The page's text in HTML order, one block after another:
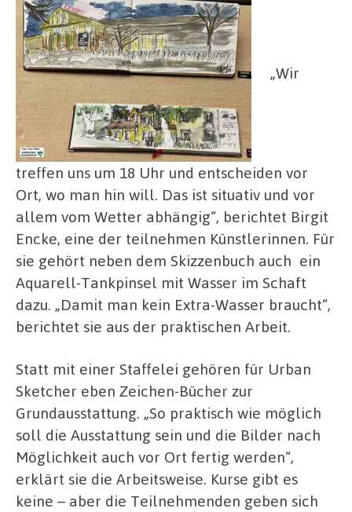
„Wir
treffen uns um 18 Uhr und entscheiden vor
Ort, wo man hin will. Das ist situativ und vor
allem vom Wetter abhängig“, berichtet Birgit
Encke, eine der teilnehmen Künstlerinnen. Für
sie gehört neben dem Skizzenbuch auch ein
Aquarell-Tankpinsel mit Wasser im Schaft
dazu. „Damit man kein Extra-Wasser braucht“,
berichtet sie aus der praktischen Arbeit.
Statt mit einer Staffelei gehören für Urban
Sketcher eben Zeichen-Bücher zur
Grundausstattung. „So praktisch wie möglich
soll die Ausstattung sein und die Bilder nach
Möglichkeit auch vor Ort fertig werden“,
erklärt sie die Arbeitsweise. Kurse gibt es
keine – aber die Teilnehmenden geben sich